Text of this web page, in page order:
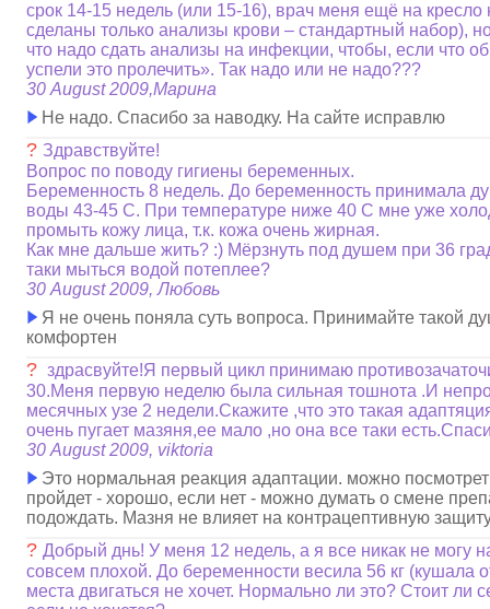
срок 14-15 недель (или 15-16), врач меня ещё на
сделаны только анализы крови – стандартный набор),
что надо сдать анализы на инфекции, чтобы, если что
успели это пролечить». Так надо или не надо???
30 August 2009,Марина
Не надо. Спасибо за наводку. На сайте исправлю
? Здравствуйте!
Вопрос по поводу гигиены беременных.
Беременность 8 недель. До беременность принимала
воды 43-45 С. При температуре ниже 40 С мне уже
промыть кожу лица, т.к. кожа очень жирная.
Как мне дальше жить? :) Мёрзнуть под душем при 36
таки мыться водой потеплее?
30 August 2009, Любовь
Я не очень поняла суть вопроса. Принимайте такой
комфортен
? здрасвуйте!Я первый цикл принимаю
30.Меня первую неделю была сильная тошнота .И
месячных узе 2 недели.Скажите ,что это такая
очень пугает мазяня,ее мало ,но она все таки
30 August 2009, viktoria
Это нормальная реакция адаптации. можно
пройдет - хорошо, если нет - можно думать о смене
подождать. Мазня не влияет на контрацептивную
?Добрый днь! У меня 12 недель, а я все никак не могу
совсем плохой. До беременности весила 56 кг (кушала
места двигаться не хочет. Нормально ли это? Стоит ли